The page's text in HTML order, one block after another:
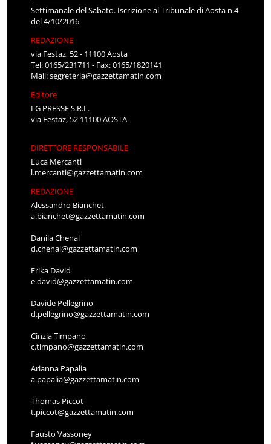
Settimanale del Sabato. Iscrizione al Tribunale di Aosta n.4
del 4/10/2016
REDAZIONE
via Festaz, 52 - 11100 Aosta
Tel: 0165/231711 - Fax: 0165/1820141
Mail:segreteria@gazzettamatin.com
Editore
LG PRESSE S.R.L.
via Festaz, 52 11100 AOSTA
DIRETTORE RESPONSABILE
Luca Mercanti
l.mercanti@gazzettamatin.com
REDAZIONE
Alessandro Bianchet
a.bianchet@gazzettamatin.com
Danila Chenal
d.chenal@gazzettamatin.com
Erika David
e.david@gazzettamatin.com
Davide Pellegrino
d.pellegrino@gazzettamatin.com
Cinzia Timpano
c.timpano@gazzettamatin.com
Arianna Papalia
a.papalia@gazzettamatin.com
Thomas Piccot
t.piccot@gazzettamatin.com
Fausto Vassoney